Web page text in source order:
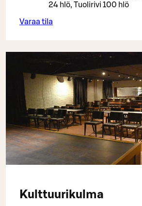
24 hlö, Tuolirivi 100 hlö
Varaa tila
Kulttuurikulma